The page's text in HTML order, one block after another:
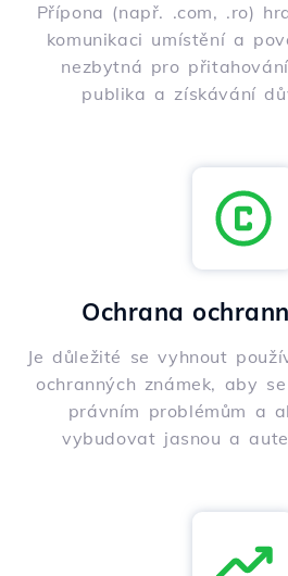
Přípona (např. .com, .ro)
komunikaci umístění a
nezbytná pro
publika a získávání
Ochrana
Je důležité se vyhnout
ochranných známek, aby
právním problémům a
vybudovat jasnou a